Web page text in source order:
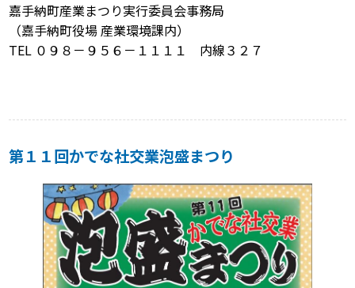
嘉手納町産業まつり実行委員会事務局
（嘉手納町役場 産業環境課内）
TEL ０９８－９５６－１１１１ 内線３２７
第１１回かでな社交業泡盛まつり